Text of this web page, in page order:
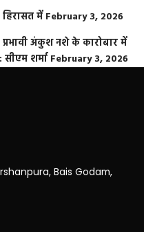
में February 3, 2026
प्रभावी अंकुश नशे के कारोबार में
शर्मा February 3, 2026
Bais Godam,